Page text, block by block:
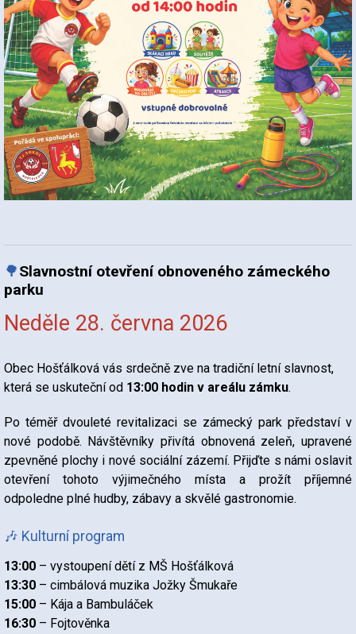
🌳Slavnostní otevření obnoveného zámeckého
parku
Neděle 28. června 2026
Obec Hošťálková vás srdečně zve na tradiční letní slavnost,
která se uskuteční od 13:00 hodin v areálu zámku.
Po téměř dvouleté revitalizaci se zámecký park představí v
nové podobě. Návštěvníky přivítá obnovená zeleň, upravené
zpevněné plochy i nové sociální zázemí. Přijďte s námi oslavit
otevření tohoto výjimečného místa a prožít příjemné
odpoledne plné hudby, zábavy a skvělé gastronomie.
🎶 Kulturní program
13:00 – vystoupení dětí z MŠ Hošťálková
13:30 – cimbálová muzika Jožky Šmukaře
15:00 – Kája a Bambuláček
16:30 – Fojtověnka